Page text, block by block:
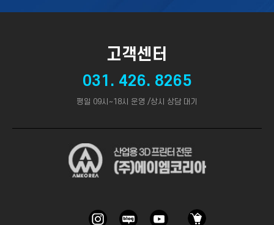
고객센터
031. 426. 8265
평일 09시~18시 운영 /상시 상담 대기